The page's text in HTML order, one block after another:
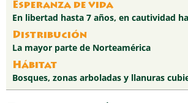
Esperanza de vida
En libertad hasta 7 años, en cautividad
Distribución
La mayor parte de Norteamérica
Hábitat
Bosques, zonas arboladas y llanuras